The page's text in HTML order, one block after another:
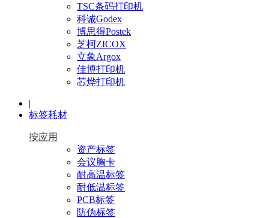
TSC条码打印机
科诚Godex
博思得Postek
芝柯ZICOX
立象Argox
佳博打印机
芯烨打印机
|
标签耗材
按应用
资产标签
会议胸卡
耐高温标签
耐低温标签
PCB标签
防伪标签